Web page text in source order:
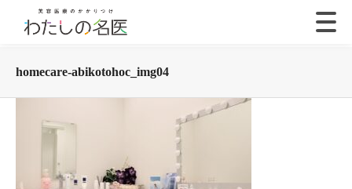
homecare-abikotohoc_img04